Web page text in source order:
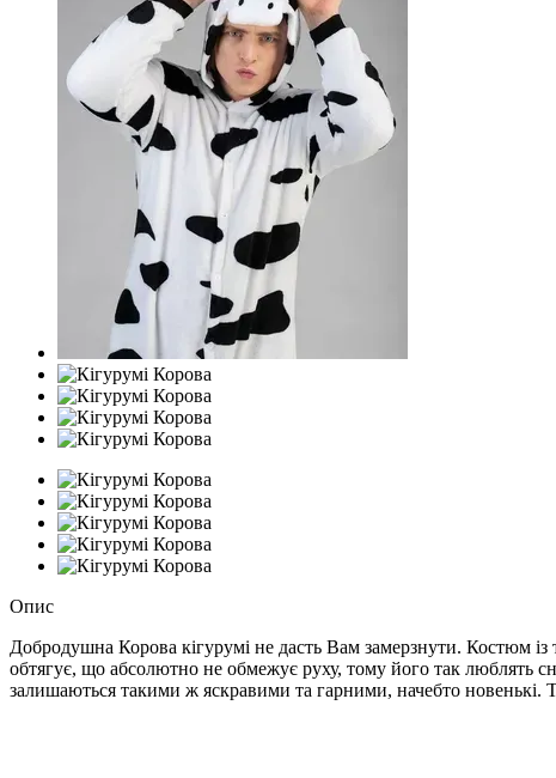
Опис
Добродушна Корова кігурумі не дасть Вам замерзнути. Костюм
обтягує, що абсолютно не обмежує руху, тому його так люблять
залишаються такими ж яскравими та гарними, начебто новенькі.